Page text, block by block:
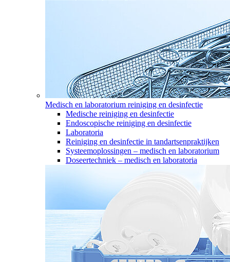
Medisch en laboratorium reiniging en desinfectie
Medische reiniging en desinfectie
Endoscopische reiniging en desinfectie
Laboratoria
Reiniging en desinfectie in tandartsenpraktijken
Systeemoplossingen – medisch en laboratorium
Doseertechniek – medisch en laboratoria